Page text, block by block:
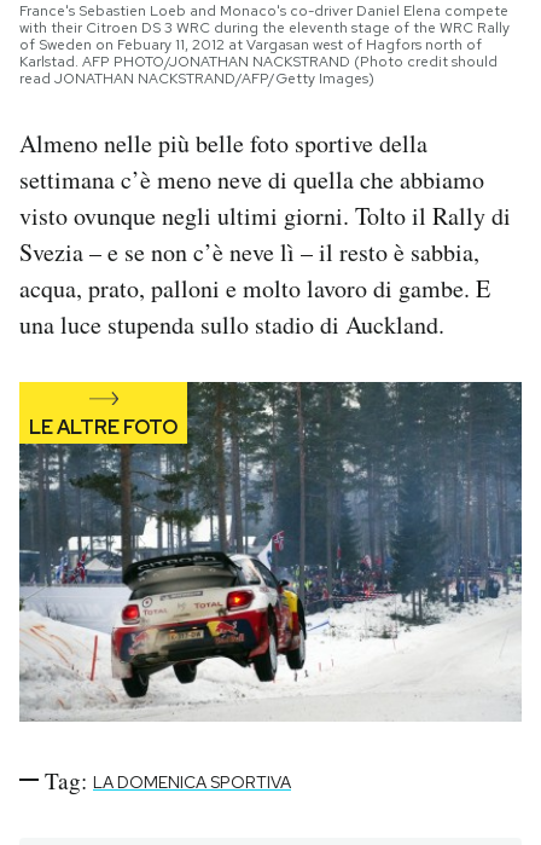
NEWSLETTER
SHOP
CALENDARIO
AREA PERSONALE
Area Personale
Newsletter
Notifiche mobile
Regala il Post
Hai bisogno di aiuto?
Esci
France's Sebastien Loeb and Monaco's co-driver Daniel Elena compete
with their Citroen DS 3 WRC during the eleventh stage of the WRC Rally
of Sweden on Febuary 11, 2012 at Vargasan west of Hagfors north of
Karlstad. AFP PHOTO/JONATHAN NACKSTRAND (Photo credit should
read JONATHAN NACKSTRAND/AFP/Getty Images)
Almeno nelle più belle foto sportive della
settimana c’è meno neve di quella che abbiamo
visto ovunque negli ultimi giorni. Tolto il Rally di
Svezia – e se non c’è neve lì – il resto è sabbia,
acqua, prato, palloni e molto lavoro di gambe. E
una luce stupenda sullo stadio di Auckland.
Tag: LA DOMENICA SPORTIVA